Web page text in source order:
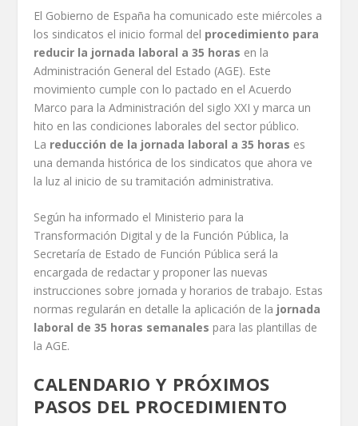
El Gobierno de España ha comunicado este miércoles a
los sindicatos el inicio formal del procedimiento para
reducir la jornada laboral a 35 horas en la
Administración General del Estado (AGE). Este
movimiento cumple con lo pactado en el Acuerdo
Marco para la Administración del siglo XXI y marca un
hito en las condiciones laborales del sector público.
La reducción de la jornada laboral a 35 horas es
una demanda histórica de los sindicatos que ahora ve
la luz al inicio de su tramitación administrativa.
Según ha informado el Ministerio para la
Transformación Digital y de la Función Pública, la
Secretaría de Estado de Función Pública será la
encargada de redactar y proponer las nuevas
instrucciones sobre jornada y horarios de trabajo. Estas
normas regularán en detalle la aplicación de la jornada
laboral de 35 horas semanales para las plantillas de
la AGE.
CALENDARIO Y PRÓXIMOS
PASOS DEL PROCEDIMIENTO